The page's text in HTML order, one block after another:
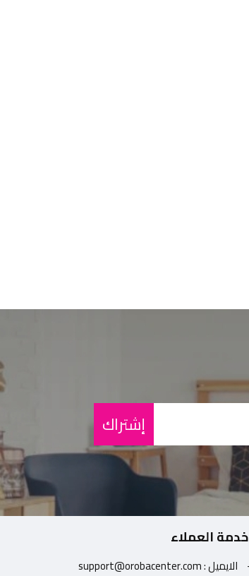
إشتراك
خدمة العملاء
الايميل : support@orobacenter.com